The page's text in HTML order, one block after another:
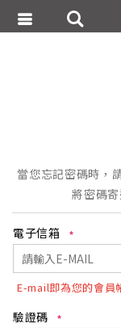
當您忘記密碼時，
將密碼
電子信箱
E-mail即為您的會員
驗證碼